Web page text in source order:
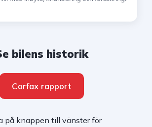
bilens historik
Carfax rapport
på knappen till vänster för